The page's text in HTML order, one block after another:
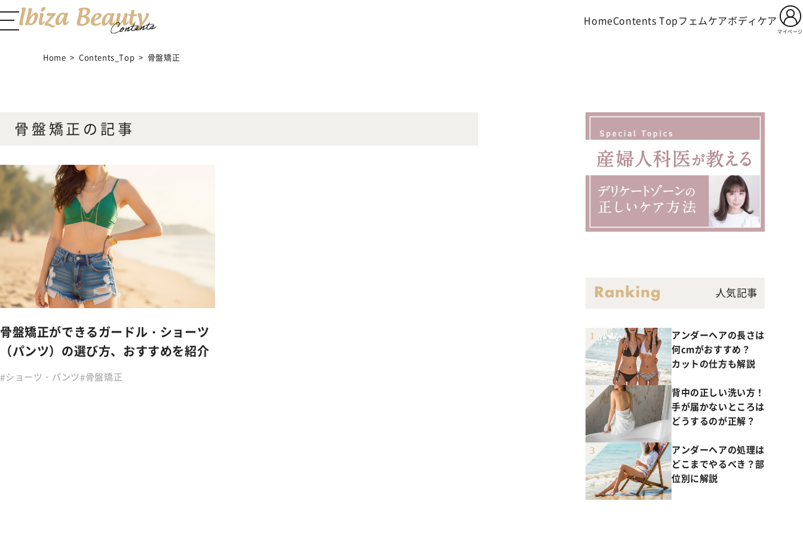
HomeContents Topフェムケアボディケア
マイページ
ABOUT Ibiza Beautyブランドコンセプト
PRODUCTS商品一覧
CONTENTSコンテンツサイト
Feminine Careフェムケア
Body Careボディケア
お知らせ
SHOPPING GUIDEショッピングガイド
よくあるご質問
CONTACTお問い合わせ
Feminine Care
Body Careボディケア
NEWSお知らせ
SHOPPING GUIDE ショッピングガイド
FAQ
薬用イビサクリーム
薬用イビサセラムＰｒｏ
薬用イビサデオドラント
薬用イビサボディスクラブ
Ibiza Hair Removal Cream
Home Contents_Top 骨盤矯正
骨盤矯正の記事
骨盤矯正ができるガードル・ショーツ
（パンツ）の選び方、おすすめを紹介
ショーツ・パンツ 骨盤矯正
人気記事
アンダーヘアの長さは
何cmがおすすめ？
カットの仕方も解説
背中の正しい洗い方！
手が届かないところは
どうするのが正解？
アンダーヘアの処理は
どこまでやるべき？部
位別に解説